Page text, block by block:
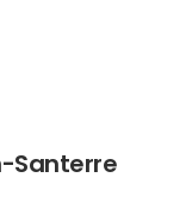
Santerre